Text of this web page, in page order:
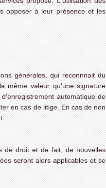
opposer à leur présence et les
générales, qui reconnnait du
même valeur qu'une signature
automatique de
en cas de litige. En cas de non
de droit et de fait, de nouvelles
seront alors applicables et se